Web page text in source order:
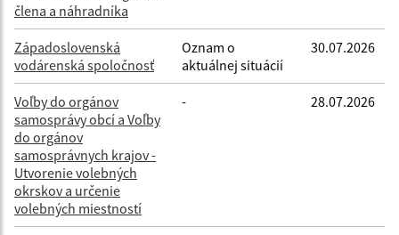
člena a náhradníka
Západoslovenská
vodárenská spoločnosť
Oznam o
aktuálnej situácií
30.07.2026
Voľby do orgánov
samosprávy obcí a Voľby
do orgánov
samosprávnych krajov -
Utvorenie volebných
okrskov a určenie
volebných miestností
- 28.07.2026